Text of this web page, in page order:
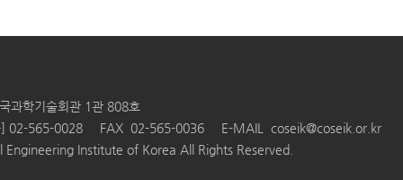
과학기술회관 1관 808호
] 02-565-0028 FAX 02-565-0036 E-MAIL coseik@coseik.or.kr
Institute of Korea All Rights Reserved.